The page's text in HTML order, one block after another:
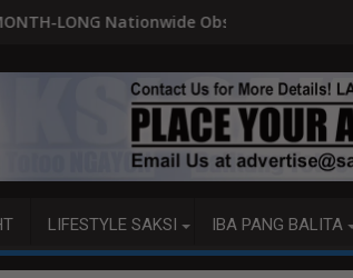
Observance of the 2026 International Day
SEN. ROBIN PADILLA 'DI YATA
LIFESTYLE SAKSI IBA PANG BALITA